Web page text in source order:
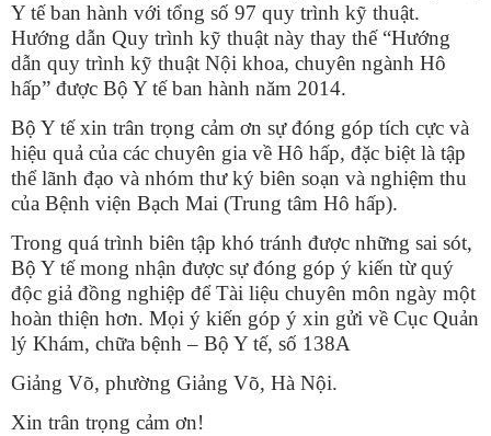
Y tế ban hành với tổng số 97 quy trình kỹ thuật.
Hướng dẫn Quy trình kỹ thuật này thay thế “Hướng
dẫn quy trình kỹ thuật Nội khoa, chuyên ngành Hô
hấp” được Bộ Y tế ban hành năm 2014.
Bộ Y tế xin trân trọng cảm ơn sự đóng góp tích cực và
hiệu quả của các chuyên gia về Hô hấp, đặc biệt là tập
thể lãnh đạo và nhóm thư ký biên soạn và nghiệm thu
của Bệnh viện Bạch Mai (Trung tâm Hô hấp).
Trong quá trình biên tập khó tránh được những sai sót,
Bộ Y tế mong nhận được sựđóng góp ý kiến từ quý
độc giả đồng nghiệp để Tài liệu chuyên môn ngày một
hoàn thiện hơn. Mọi ý kiến góp ý xin gửi về Cục Quản
lý Khám, chữa bệnh – Bộ Y tế, số 138A
Giảng Võ, phường Giảng Võ, Hà Nội.
Xin trân trọng cảm ơn!